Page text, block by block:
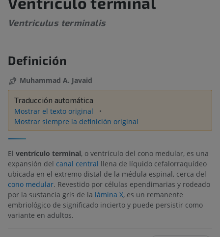
Ventriculus terminalis
Definición
Muhammad A. Javaid
Traducción automática
Mostrar el texto original
Mostrar siempre la definición original
El ventrículo terminal, o ventrículo del cono medular, es una
expansión del canal central llena de líquido cefalorraquídeo
ubicada en el extremo distal de la médula espinal, cerca del
cono medular. Revestido por células ependimarias y rodeado
por la sustancia gris de la lámina X, es un remanente
embriológico de significado incierto y puede persistir como
variante en adultos.